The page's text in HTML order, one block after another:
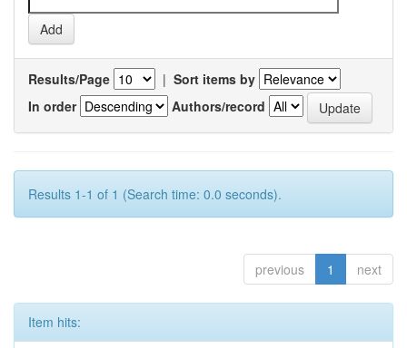
Results/Page | Sort items by
In order
Authors/record
Results 1-1 of 1 (Search time: 0.0 seconds).
previous 1 next
Item hits: